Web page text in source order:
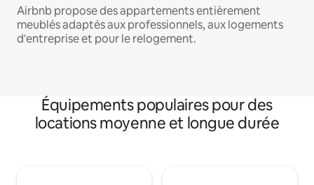
Airbnb propose des appartements entièrement
meublés adaptés aux professionnels, aux logements
d'entreprise et pour le relogement.
Équipements populaires pour des
locations moyenne et longue durée